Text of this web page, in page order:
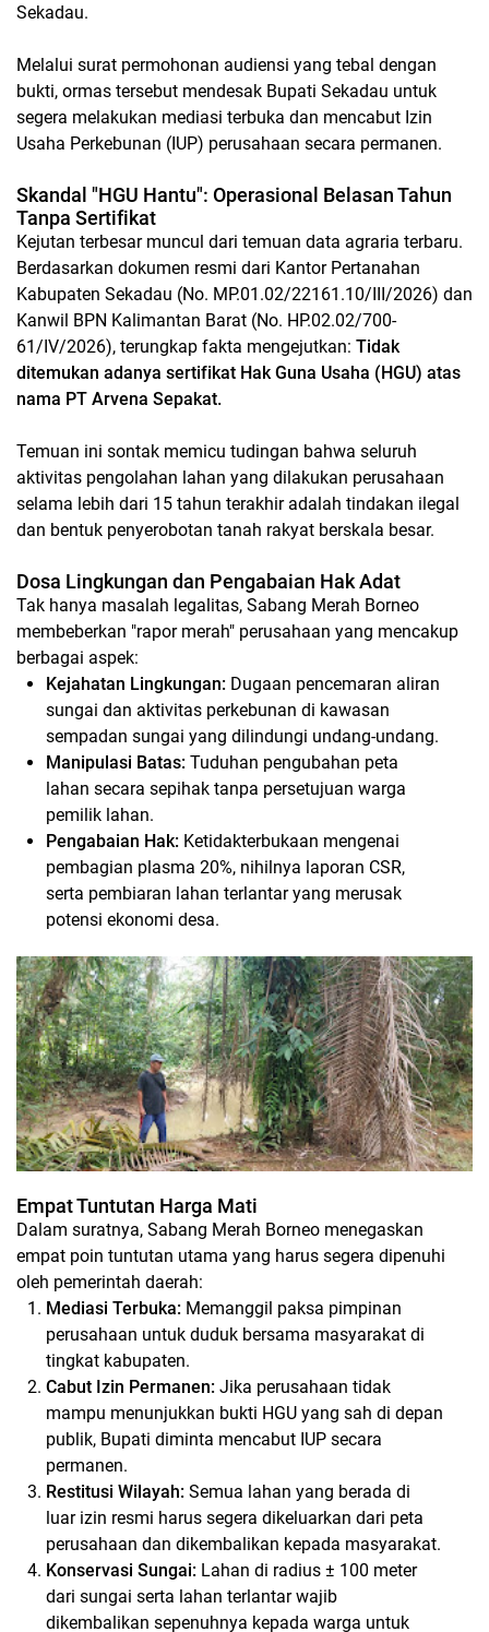
Sekadau.
​Melalui surat permohonan audiensi yang tebal dengan
bukti, ormas tersebut mendesak Bupati Sekadau untuk
segera melakukan mediasi terbuka dan mencabut Izin
Usaha Perkebunan (IUP) perusahaan secara permanen.
Skandal "HGU Hantu": Operasional Belasan Tahun
Tanpa Sertifikat
​Kejutan terbesar muncul dari temuan data agraria terbaru.
Berdasarkan dokumen resmi dari Kantor Pertanahan
Kabupaten Sekadau (No. MP.01.02/22161.10/III/2026) dan
Kanwil BPN Kalimantan Barat (No. HP.02.02/700-
61/IV/2026), terungkap fakta mengejutkan: Tidak
ditemukan adanya sertifikat Hak Guna Usaha (HGU) atas
nama PT Arvena Sepakat.
​Temuan ini sontak memicu tudingan bahwa seluruh
aktivitas pengolahan lahan yang dilakukan perusahaan
selama lebih dari 15 tahun terakhir adalah tindakan ilegal
dan bentuk penyerobotan tanah rakyat berskala besar.
Dosa Lingkungan dan Pengabaian Hak Adat
​Tak hanya masalah legalitas, Sabang Merah Borneo
membeberkan "rapor merah" perusahaan yang mencakup
berbagai aspek:
Kejahatan Lingkungan: Dugaan pencemaran aliran
sungai dan aktivitas perkebunan di kawasan
sempadan sungai yang dilindungi undang-undang.
Manipulasi Batas: Tuduhan pengubahan peta
lahan secara sepihak tanpa persetujuan warga
pemilik lahan.
Pengabaian Hak: Ketidakterbukaan mengenai
pembagian plasma 20%, nihilnya laporan CSR,
serta pembiaran lahan terlantar yang merusak
potensi ekonomi desa.
Empat Tuntutan Harga Mati
​Dalam suratnya, Sabang Merah Borneo menegaskan
empat poin tuntutan utama yang harus segera dipenuhi
oleh pemerintah daerah:
Mediasi Terbuka: Memanggil paksa pimpinan
perusahaan untuk duduk bersama masyarakat di
tingkat kabupaten.
Cabut Izin Permanen: Jika perusahaan tidak
mampu menunjukkan bukti HGU yang sah di depan
publik, Bupati diminta mencabut IUP secara
permanen.
Restitusi Wilayah: Semua lahan yang berada di
luar izin resmi harus segera dikeluarkan dari peta
perusahaan dan dikembalikan kepada masyarakat.
Konservasi Sungai: Lahan di radius ± 100 meter
dari sungai serta lahan terlantar wajib
dikembalikan sepenuhnya kepada warga untuk